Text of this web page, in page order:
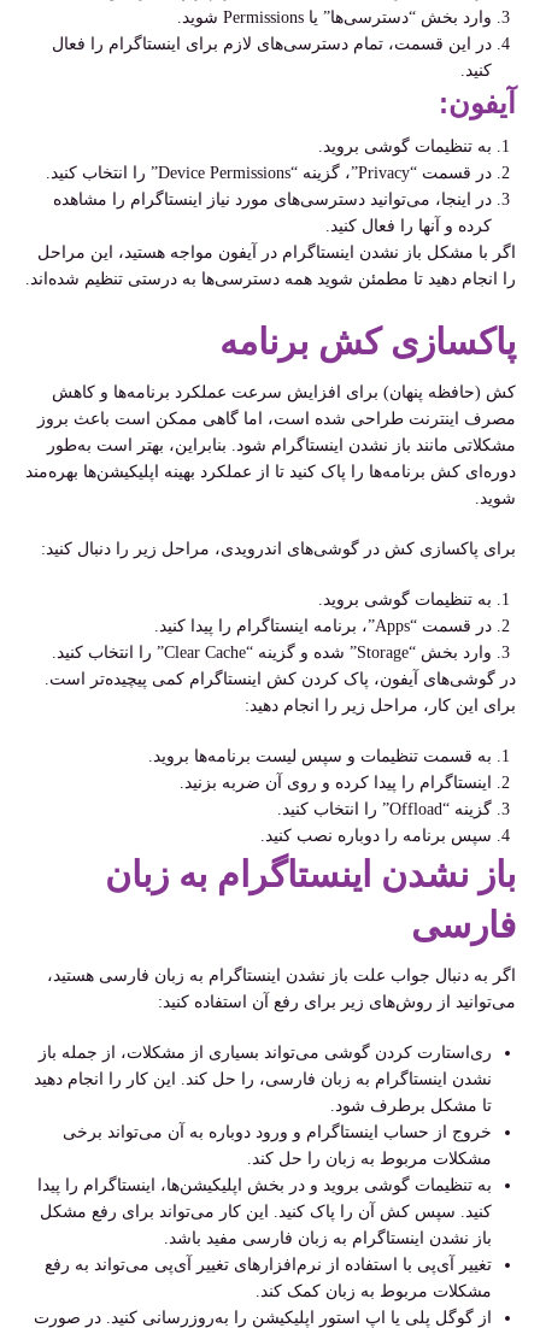
وارد بخش “دسترسی‌ها” یا Permissions شوید.
در این قسمت، تمام دسترسی‌های لازم برای اینستاگرام را فعال
کنید.
آیفون:
به تنظیمات گوشی بروید.
در قسمت “Privacy”، گزینه “Device Permissions” را انتخاب کنید.
در اینجا، می‌توانید دسترسی‌های مورد نیاز اینستاگرام را مشاهده
کرده و آنها را فعال کنید.
اگر با مشکل باز نشدن اینستاگرام در آیفون مواجه هستید، این مراحل
را انجام دهید تا مطمئن شوید همه دسترسی‌ها به درستی تنظیم شده‌اند.
پاکسازی کش برنامه
کش (حافظه پنهان) برای افزایش سرعت عملکرد برنامه‌ها و کاهش
مصرف اینترنت طراحی شده است، اما گاهی ممکن است باعث بروز
مشکلاتی مانند باز نشدن اینستاگرام شود. بنابراین، بهتر است به‌طور
دوره‌ای کش برنامه‌ها را پاک کنید تا از عملکرد بهینه اپلیکیشن‌ها بهره‌مند
شوید.
برای پاکسازی کش در گوشی‌های اندرویدی، مراحل زیر را دنبال کنید:
به تنظیمات گوشی بروید.
در قسمت “Apps”، برنامه اینستاگرام را پیدا کنید.
وارد بخش “Storage” شده و گزینه “Clear Cache” را انتخاب کنید.
در گوشی‌های آیفون، پاک کردن کش اینستاگرام کمی پیچیده‌تر است.
برای این کار، مراحل زیر را انجام دهید:
به قسمت تنظیمات و سپس لیست برنامه‌ها بروید.
اینستاگرام را پیدا کرده و روی آن ضربه بزنید.
گزینه “Offload” را انتخاب کنید.
سپس برنامه را دوباره نصب کنید.
باز نشدن اینستاگرام به زبان
فارسی
اگر به دنبال جواب علت باز نشدن اینستاگرام به زبان فارسی هستید،
می‌توانید از روش‌های زیر برای رفع آن استفاده کنید:
ری‌استارت کردن گوشی می‌تواند بسیاری از مشکلات، از جمله باز
نشدن اینستاگرام به زبان فارسی، را حل کند. این کار را انجام دهید
تا مشکل برطرف شود.
خروج از حساب اینستاگرام و ورود دوباره به آن می‌تواند برخی
مشکلات مربوط به زبان را حل کند.
به تنظیمات گوشی بروید و در بخش اپلیکیشن‌ها، اینستاگرام را پیدا
کنید. سپس کش آن را پاک کنید. این کار می‌تواند برای رفع مشکل
باز نشدن اینستاگرام به زبان فارسی مفید باشد.
تغییر آی‌پی با استفاده از نرم‌افزارهای تغییر آی‌پی می‌تواند به رفع
مشکلات مربوط به زبان کمک کند.
از گوگل پلی یا اپ استور اپلیکیشن را به‌روزرسانی کنید. در صورت